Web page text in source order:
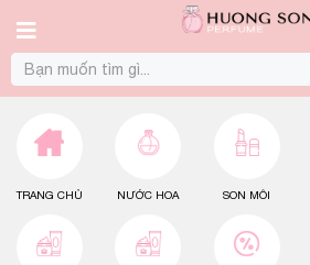
TRANG CHỦ NƯỚC HOA SON MÔI